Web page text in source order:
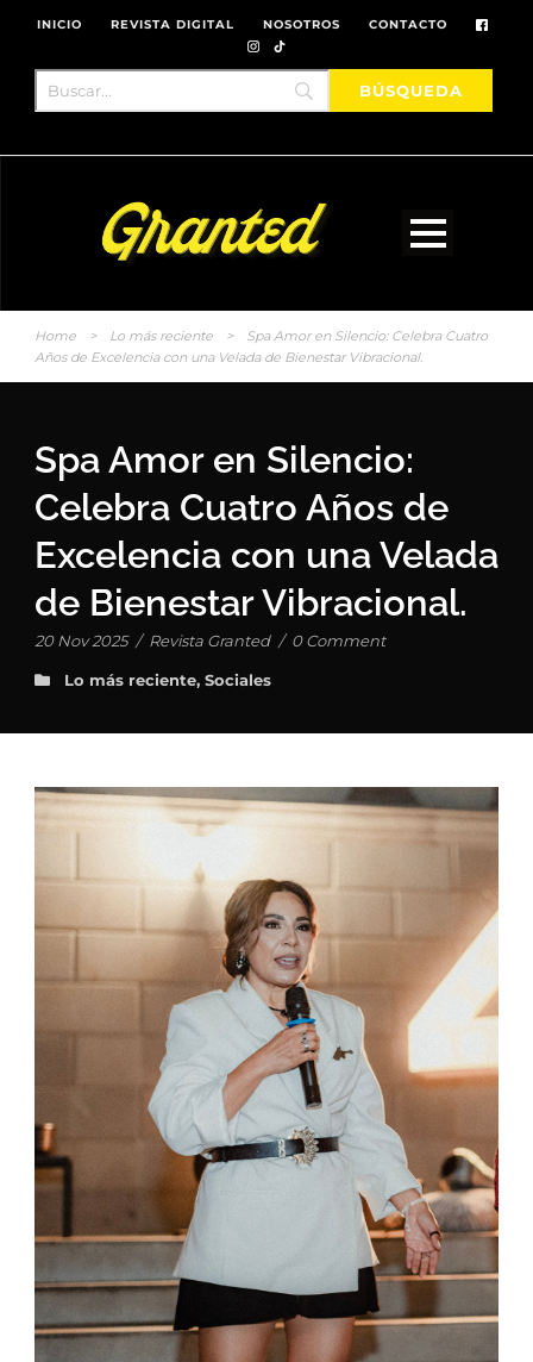
INICIO REVISTA DIGITAL NOSOTROS CONTACTO
Home > Lo más reciente >
Spa Amor en Silencio: Celebra Cuatro
Años de Excelencia con una Velada de Bienestar Vibracional.
Spa Amor en Silencio:
Celebra Cuatro Años de
Excelencia con una Velada
de Bienestar Vibracional.
20 Nov 2025 / Revista Granted / 0 Comment
Lo más reciente, Sociales